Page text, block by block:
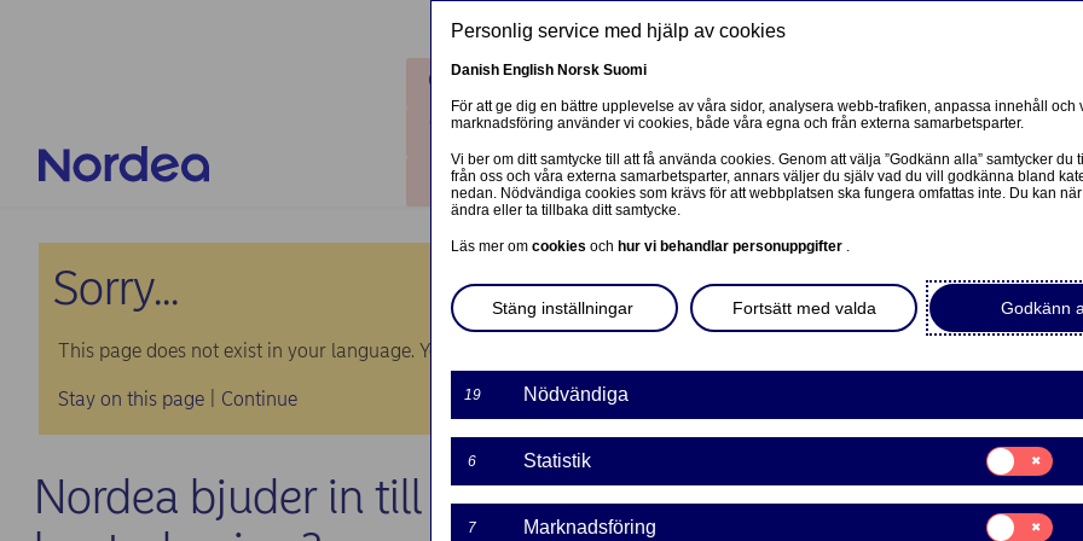
Kontakta oss
Logga in
Om oss Investerare Nyheter & insikter
Sorry...
This page does not exist in your language. You will be taken to a related page.
Stay on this page Continue
Nordea bjuder in till pressträff: Åt vilket håll rör sig
Personlig service med hjälp av cookies
Danish English Norsk Suomi
För att ge dig en bättre upplevelse av våra sidor, analysera webb-trafiken, anpassa innehåll och
marknadsföring använder vi cookies, både våra egna och från externa samarbetsparter.
Vi ber om ditt samtycke till att få använda cookies. Genom att välja ”Godkänn alla” samtycker du
från oss och våra externa samarbetsparter, annars väljer du själv vad du vill godkänna bland
nedan. Nödvändiga cookies som krävs för att webbplatsen ska fungera omfattas inte. Du kan
ändra eller ta tillbaka ditt samtycke.
Läs mer om cookies och hur vi behandlar personuppgifter .
Godkänn
Fortsätt med valda
Stäng inställningar
19 Nödvändiga
6 Statistik
Samtycke
för:
Statistik
7 Marknadsföring
Samtycke